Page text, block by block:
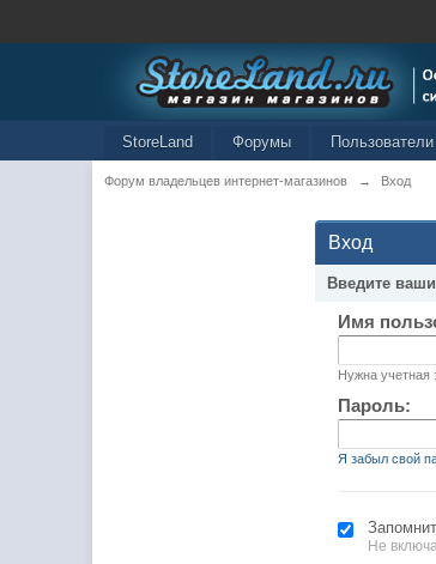
StoreLand Форумы Пользователи
Форум владельцев интернет-магазинов → Вход
Вход
Введите
Имя
Нужна учетная
Пароль:
Я забыл свой
Не